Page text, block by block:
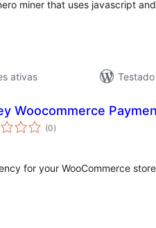
miner that uses javascript
ativas
Woocommerce
(0total
de
)
for your WooCommerce